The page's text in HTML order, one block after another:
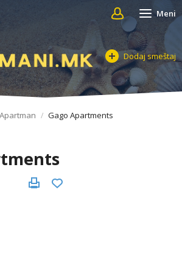
Meni
Dodaj smeštaj
Apartman Gago Apartments